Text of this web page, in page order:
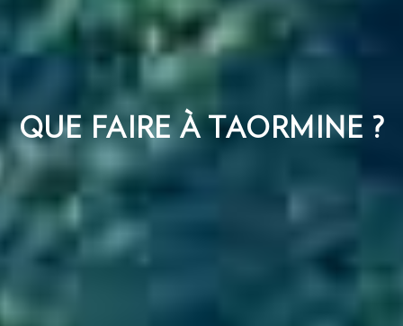
QUE FAIRE À TAORMINE ?